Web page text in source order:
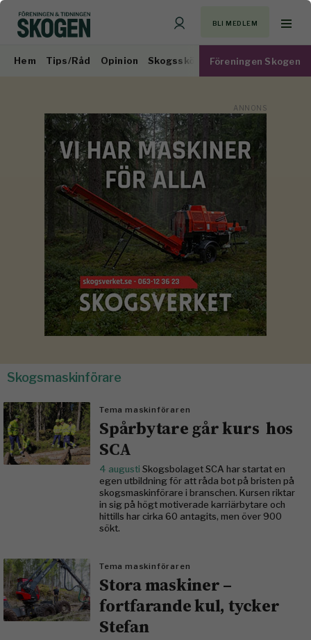
BLI MEDLEM
Hem Tips/Råd Opinion Skogsskötsel Virkesmarknad
Föreningen Skogen
Skogsmaskinförare
Tema maskinföraren
Spårbytare går kurs hos
SCA
4 augusti Skogsbolaget SCA har startat en
egen utbildning för att råda bot på bristen på
skogsmaskinförare i branschen. Kursen riktar
in sig på högt motiverade karriärbytare och
hittills har cirka 60 antagits, men över 900
sökt.
Tema maskinföraren
Stora maskiner –
fortfarande kul, tycker
Stefan